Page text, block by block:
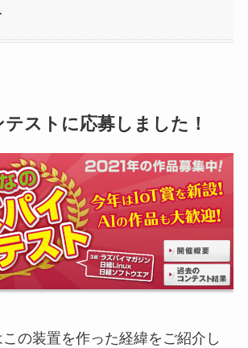
ストに応募しました！
の装置を作った経緯をご紹介し